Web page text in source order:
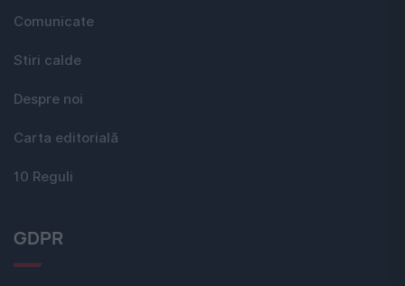
Comunicate
Stiri calde
Despre noi
Carta editorială
10 Reguli
GDPR